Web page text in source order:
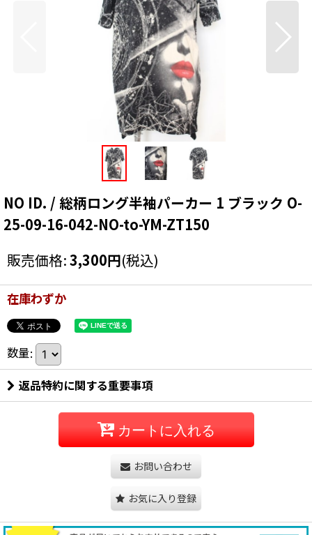
NO ID. / 総柄ロング半袖パーカー 1 ブラック O-
25-09-16-042-NO-to-YM-ZT150
販売価格:3,300円(税込)
在庫わずか
数量:
返品特約に関する重要事項
カートに入れる
お問い合わせ
お気に入り登録